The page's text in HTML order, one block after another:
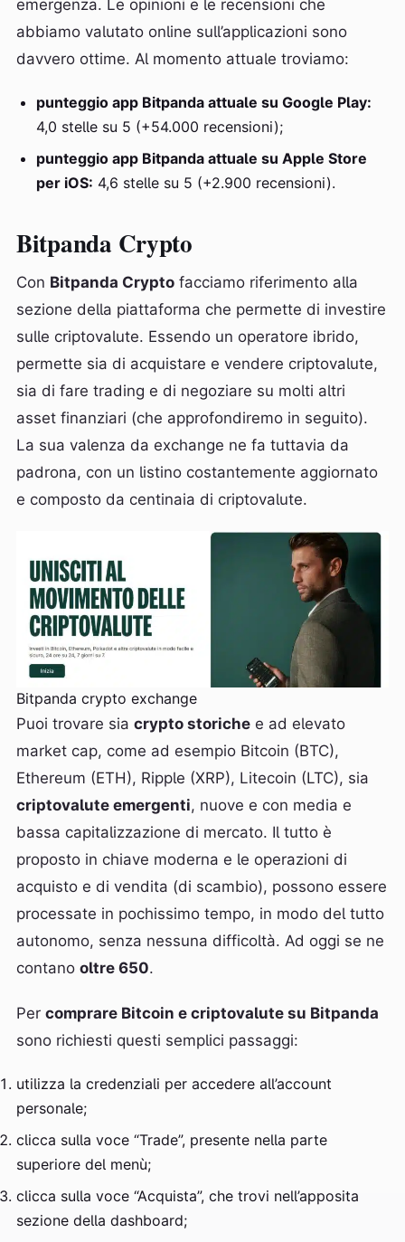
emergenza. Le opinioni e le recensioni che
abbiamo valutato online sull’applicazioni sono
davvero ottime. Al momento attuale troviamo:
punteggio app Bitpanda attuale su Google Play:
4,0 stelle su 5 (+54.000 recensioni);
punteggio app Bitpanda attuale su Apple Store
per iOS: 4,6 stelle su 5 (+2.900 recensioni).
Bitpanda Crypto
Con Bitpanda Crypto facciamo riferimento alla
sezione della piattaforma che permette di investire
sulle criptovalute. Essendo un operatore ibrido,
permette sia di acquistare e vendere criptovalute,
sia di fare trading e di negoziare su molti altri
asset finanziari (che approfondiremo in seguito).
La sua valenza da exchange ne fa tuttavia da
padrona, con un listino costantemente aggiornato
e composto da centinaia di criptovalute.
Bitpanda crypto exchange
Puoi trovare sia crypto storiche e ad elevato
market cap, come ad esempio Bitcoin (BTC),
Ethereum (ETH), Ripple (XRP), Litecoin (LTC), sia
criptovalute emergenti, nuove e con media e
bassa capitalizzazione di mercato. Il tutto è
proposto in chiave moderna e le operazioni di
acquisto e di vendita (di scambio), possono essere
processate in pochissimo tempo, in modo del tutto
autonomo, senza nessuna difficoltà. Ad oggi se ne
contano oltre 650.
Per comprare Bitcoin e criptovalute su Bitpanda
sono richiesti questi semplici passaggi:
utilizza la credenziali per accedere all’account
personale;
clicca sulla voce “Trade”, presente nella parte
superiore del menù;
clicca sulla voce “Acquista”, che trovi nell’apposita
sezione della dashboard;